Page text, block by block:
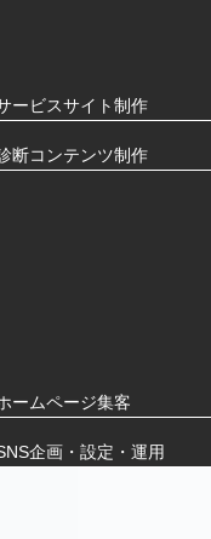
ービスサイト制作
断コンテンツ制作
ームページ集客
企画・設定・運用